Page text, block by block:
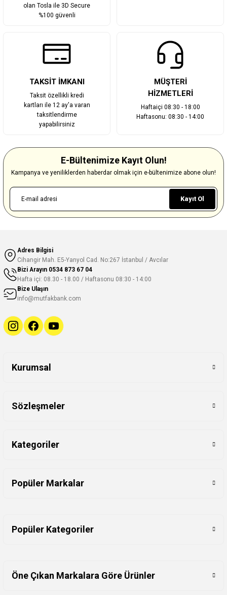
olan Tosla ile 3D Secure
%100 güvenli
TAKSİT İMKANI
Taksit özellikli kredi
kartları ile 12 ay'a varan
taksitlendirme
yapabilirsiniz
MÜŞTERİ
HİZMETLERİ
Haftaiçi 08:30 - 18:00
Haftasonu: 08:30 - 14:00
E-Bültenimize Kayıt Olun!
Kampanya ve yeniliklerden haberdar olmak için e-bültenimize abone olun!
Kayıt Ol
Adres Bilgisi
Cihangir Mah. E5-Yanyol Cad. No:267 İstanbul / Avcılar
Bizi Arayın 0534 873 67 04
Hafta içi: 08.30 - 18.00 / Haftasonu 08:30 - 14:00
Bize Ulaşın
info@mutfakbank.com
Kurumsal
Sözleşmeler
Kategoriler
Popüler Markalar
Popüler Kategoriler
Öne Çıkan Markalara Göre Ürünler